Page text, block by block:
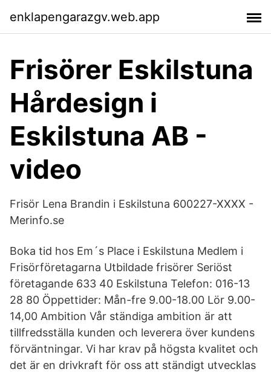
enklapengarazgv.web.app
Frisörer Eskilstuna
Hårdesign i
Eskilstuna AB -
video
Frisör Lena Brandin i Eskilstuna 600227-XXXX -
Merinfo.se
Boka tid hos Em´s Place i Eskilstuna Medlem i
Frisörföretagarna Utbildade frisörer Seriöst
företagande 633 40 Eskilstuna Telefon: 016-13
28 80 Öppettider: Mån-fre 9.00-18.00 Lör 9.00-
14,00 Ambition Vår ständiga ambition är att
tillfredsställa kunden och leverera över kundens
förväntningar. Vi har krav på högsta kvalitet och
det är en drivkraft för oss att ständigt utvecklas